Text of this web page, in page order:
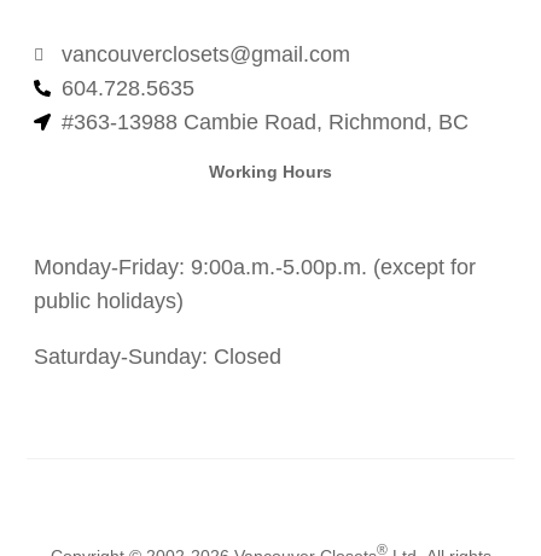
vancouverclosets@gmail.com
604.728.5635
#363-13988 Cambie Road, Richmond, BC
Working Hours
Monday-Friday: 9:00a.m.-5.00p.m. (except for
public holidays)
Saturday-Sunday: Closed
®